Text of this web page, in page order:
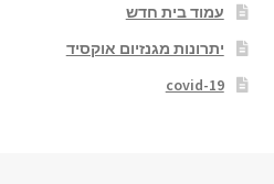
עמוד בית חדש
יתרונות מגנזיום אוקסיד
covid-19